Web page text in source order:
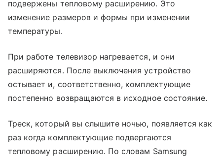
подвержены тепловому расширению. Это
изменение размеров и формы при изменении
температуры.
При работе телевизор нагревается, и они
расширяются. После выключения устройство
остывает и, соответственно, комплектующие
постепенно возвращаются в исходное состояние.
Треск, который вы слышите ночью, появляется как
раз когда комплектующие подвергаются
тепловому расширению. По словам Samsung